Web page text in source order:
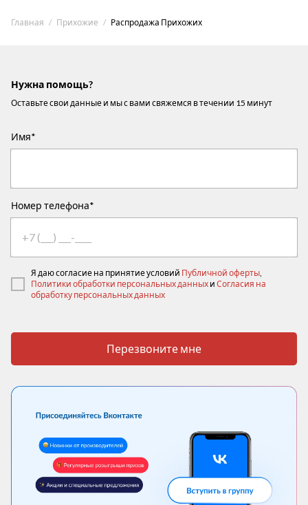
Главная Прихожие Распродажа Прихожих
Нужна помощь?
Оставьте свои данные и мы с вами свяжемся в течении 15 минут
Имя*
Номер телефона*
Я даю согласие на принятие условий Публичной оферты,
Политики обработки персональных данных и Согласия на
обработку персональных данных
Перезвоните мне